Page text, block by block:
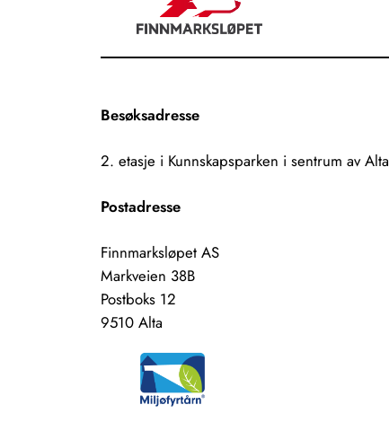
Besøksadresse
2. etasje i Kunnskapsparken i sentrum av Alta
Postadresse
Finnmarksløpet AS
Markveien 38B
Postboks 12
9510 Alta